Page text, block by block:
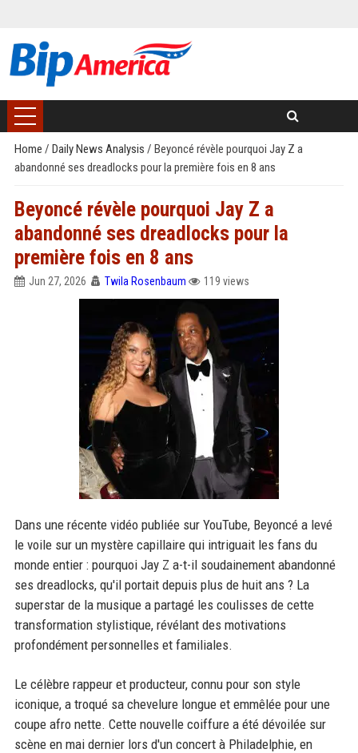
Home / Daily News Analysis / Beyoncé révèle pourquoi Jay Z a
abandonné ses dreadlocks pour la première fois en 8 ans
Beyoncé révèle pourquoi Jay Z a
abandonné ses dreadlocks pour la
première fois en 8 ans
Jun 27, 2026 Twila Rosenbaum 119 views
Dans une récente vidéo publiée sur YouTube, Beyoncé a levé
le voile sur un mystère capillaire qui intriguait les fans du
monde entier : pourquoi Jay Z a-t-il soudainement abandonné
ses dreadlocks, qu'il portait depuis plus de huit ans ? La
superstar de la musique a partagé les coulisses de cette
transformation stylistique, révélant des motivations
profondément personnelles et familiales.
Le célèbre rappeur et producteur, connu pour son style
iconique, a troqué sa chevelure longue et emmêlée pour une
coupe afro nette. Cette nouvelle coiffure a été dévoilée sur
scène en mai dernier lors d'un concert à Philadelphie, en